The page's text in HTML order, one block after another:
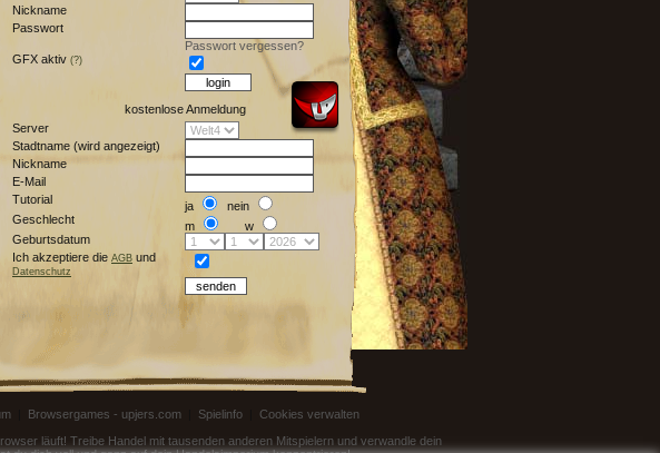
Nickname
Passwort
Passwort vergessen?
GFX aktiv (?)
kostenlose Anmeldung
Server
Stadtname (wird angezeigt)
Nickname
E-Mail
Tutorial
ja
nein
Geschlecht
m
w
Geburtsdatum
Ich akzeptiere die AGB und
Datenschutz
Browsergames - upjers.com Spielinfo
Cookies verwalten
läuft! Treibe Handel mit tausenden anderen Mitspielern und verwandle dein